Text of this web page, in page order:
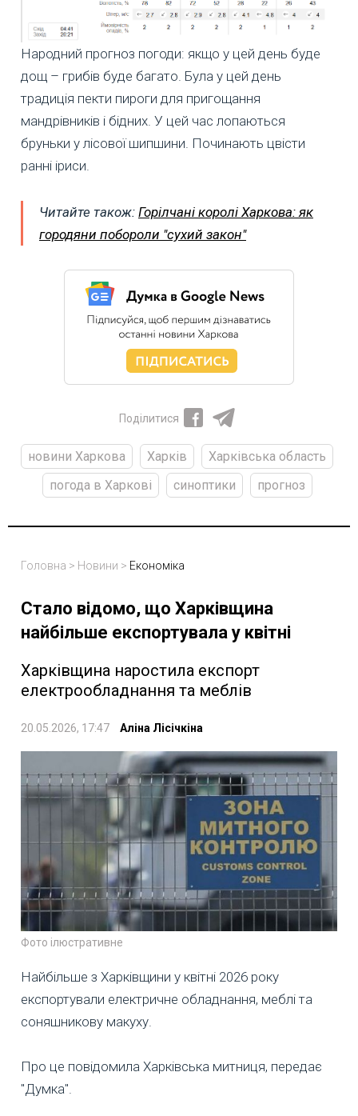
Народний прогноз погоди: якщо у цей день буде
дощ – грибів буде багато. Була у цей день
традиція пекти пироги для пригощання
мандрівників і бідних. У цей час лопаються
бруньки у лісової шипшини. Починають цвісти
ранні іриси.
Читайте також: Горілчані королі Харкова: як
городяни побороли "сухий закон"
Поділитися
новини Харкова Харків
Харківська область
погода в Харкові
синоптики прогноз
Головна > Новини > Економіка
Стало відомо, що Харківщина
найбільше експортувала у квітні
Харківщина наростила експорт
електрообладнання та меблів
20.05.2026, 17:47 Аліна Лісічкіна
Фото ілюстративне
Найбільше з Харківщини у квітні 2026 року
експортували електричне обладнання, меблі та
соняшникову макуху.
Про це повідомила Харківська митниця, передає
"Думка".